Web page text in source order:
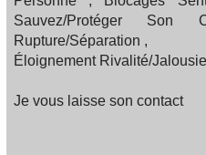
Sauvez/Protéger
Rupture/Séparation ,
Éloignement Rivalité/
Je vous laisse son contact